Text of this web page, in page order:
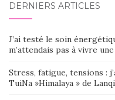
SEIN
DES
ARTICLES
DERNIERS ARTICLES
J’ai testé le soin
m’attendais pas à vivre
Stress, fatigue, tensions :
TuiNa »Himalaya » de